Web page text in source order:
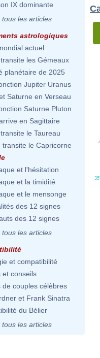
IX dominante
tous les articles
astrologiques
actuel
les Gémeaux
planétaire de 2025
Jupiter Uranus
Saturne en Verseau
Saturne Pluton
en Sagittaire
le Taureau
transite le Capricorne
et l'hésitation
et la timidité
et le mensonge
des 12 signes
des 12 signes
tous les articles
et compatibilité
et conseils
de couples célèbres
et Frank Sinatra
du Bélier
tous les articles
35'